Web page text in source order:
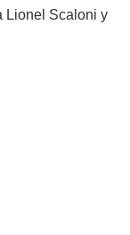
Lionel Scaloni y